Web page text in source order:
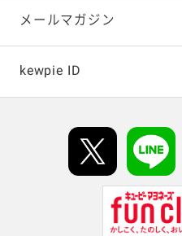
テレビ・ラジオ
キャンペーン・イベント
メールマガジン
kewpie ID
Hi! kewpieについて
Qummyについて